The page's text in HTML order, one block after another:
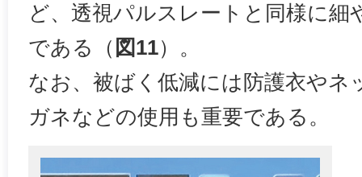
ど、透視パルスレートと同様に細
である（ 図11）。
なお、被ばく低減には防護衣やネ
ガネなどの使用も重要である。